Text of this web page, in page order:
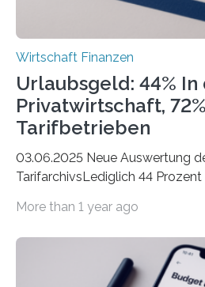
Wirtschaft Finanzen
Urlaubsgeld: 44% In
Privatwirtschaft,
Tarifbetrieben
03.06.2025 Neue Auswertung
TarifarchivsLediglich 44
tarifgebundenen Betrieben ist
Unterkünfte fast überall deutlich
viele Beschäftigte ist deshalb
More than 1 year ago